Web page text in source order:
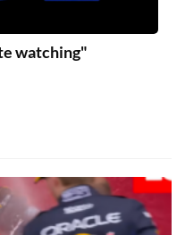
watching"